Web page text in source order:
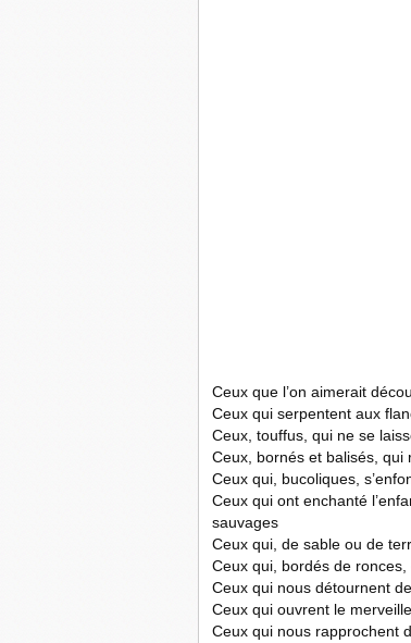
Ceux que l’on aimerait
Ceux qui serpentent aux
Ceux, touffus, qui ne se
Ceux, bornés et balisés, qui
Ceux qui, bucoliques,
Ceux qui ont enchanté
sauvages
Ceux qui, de sable ou de
Ceux qui, bordés de
Ceux qui nous détournent
Ceux qui ouvrent le
Ceux qui nous rapprochent